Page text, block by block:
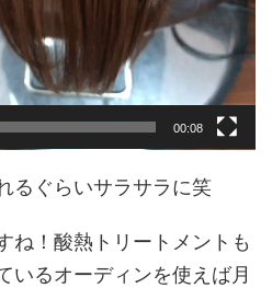
00:08
るぐらいサラサラに笑
ね！酸熱トリートメントも
いるオーディンを使えば月